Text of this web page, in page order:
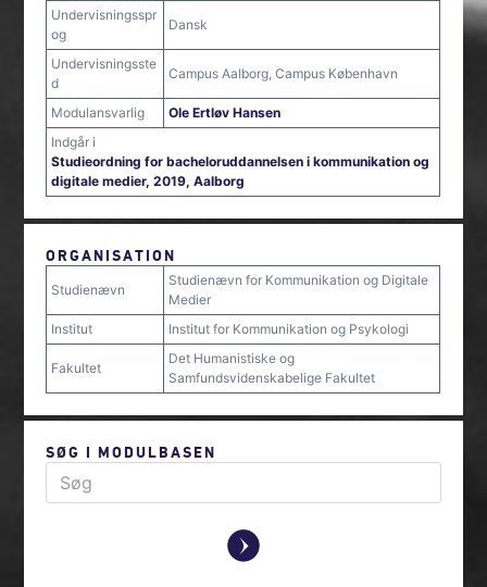
Undervisningsspr
og
Dansk
Undervisningsste
d
Campus Aalborg, Campus København
Modulansvarlig
Ole Ertløv Hansen
Indgår i
Studieordning for bacheloruddannelsen i kommunikation og
digitale medier, 2019, Aalborg
ORGANISATION
Studienævn
Studienævn for Kommunikation og Digitale
Medier
Institut
Institut for Kommunikation og Psykologi
Fakultet
Det Humanistiske og
Samfundsvidenskabelige Fakultet
SØG I MODULBASEN
y